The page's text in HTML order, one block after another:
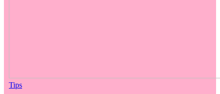
Tips